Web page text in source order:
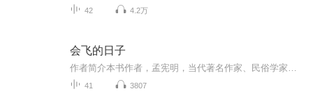
42 4.2万
会飞的日子
41 3807